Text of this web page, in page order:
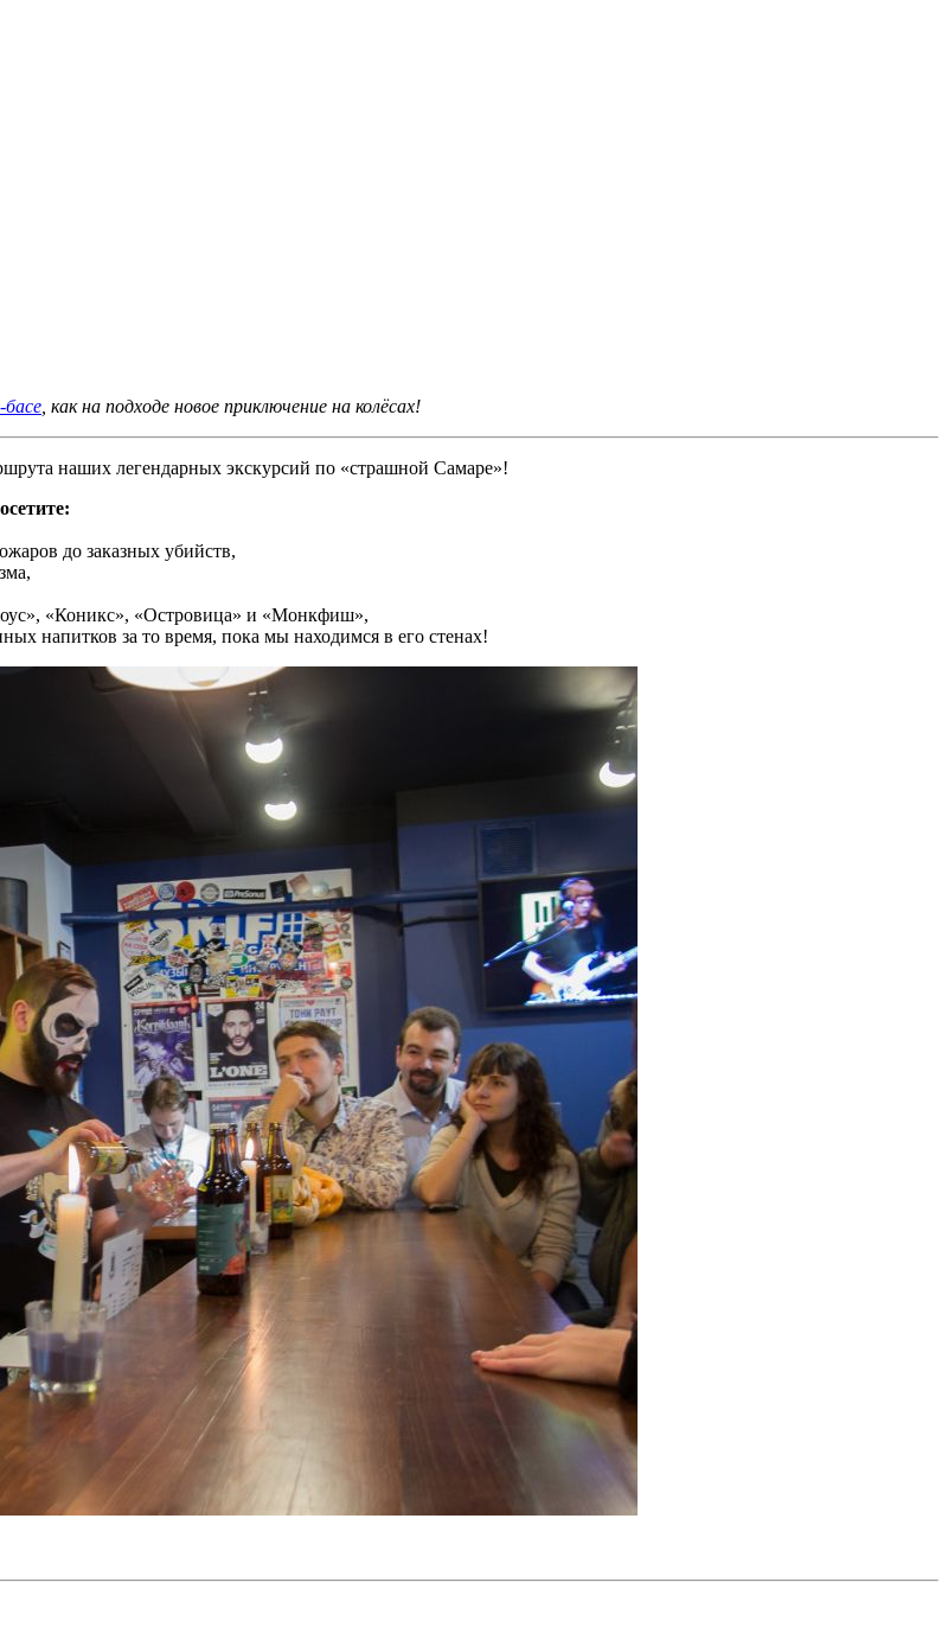
, как на подходе новое приключение на колёсах!
наших легендарных экскурсий по «страшной Самаре»!
до заказных убийств,
«Коникс», «Островица» и «Монкфиш»,
напитков за то время, пока мы находимся в его стенах!